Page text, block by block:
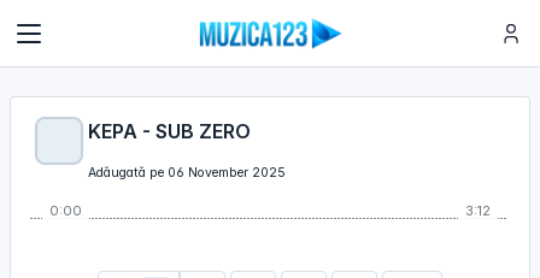
KEPA - SUB ZERO
Adăugată pe 06 November 2025
0:00 3:12